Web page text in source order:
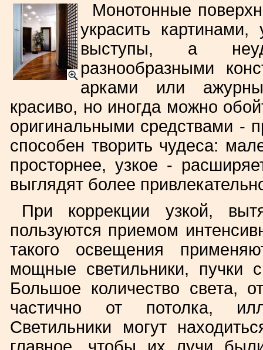
Монотонные
украсить
выступы, а
разнообразными
арками или
красиво, но иногда можно
оригинальными средствами -
способен творить чудеса:
просторнее, узкое -
выглядят более
При коррекции узкой,
пользуются приемом
такого освещения
мощные светильники, пучки
Большое количество света,
частично от потолка,
Светильники могут